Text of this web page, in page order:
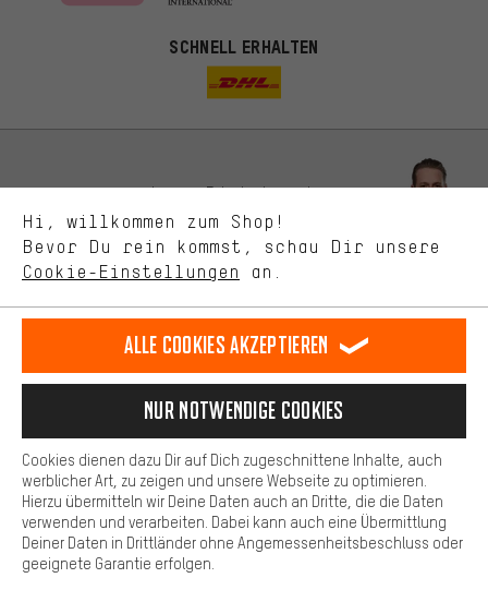
SCHNELL ERHALTEN
Lass Dich beraten
Terminbuchung
Kontaktformular
Unsere Datenschutzerklärung
Sprache"
Deutsch
DE english
EN español
ES français
FR
VERTRAG WIDERRUFEN Aachener Community Affiliateprogramm
Impressum Datenschutz Allgemeine Geschäftsbedingungen
Hi, willkommen zum Shop!
Bevor Du rein kommst, schau Dir unsere
Cookie-Einstellungen an.
Du bekommst, statt zufälliger Werbung, genauer passende
Angebote von uns. Diese Cookies helfen uns, Deine Interessen
besser zu erkennen und Dir relevante Produkte und Tipps zu
Uns interessiert, was Du in unserem Shop suchst und brauchst.
selbst Einfluss auf die Verbesserung unserer Webseite und
unseres Shop-Angebots.
Dein Shopping-Erlebnis wird komfortabler. Mit Komfort-Cookies
stellen wir Verknüpfungen zu Social Media Plattformen her. So
können wir dir weitere nützliche Inhalte und Informationen zur
Verfügung stellen. Zudem hast du die Möglichkeit zusätzliche
Services zu nutzen, die es dir erleichtern die richtigen Produkte zu
finden. Beispielsweise bieten wir eine Chat-Funktion an, damit
Fragen schnell und unkompliziert beantwortet werden können.
Basis
Basis-Cookies gewährleisten, dass Du unsere Webseite
grundsätzlich nutzen kannst.
Alle Cookies akzeptieren
Nur Notwendige Cookies
Cookies dienen dazu Dir auf Dich zugeschnittene Inhalte, auch
werblicher Art, zu zeigen und unsere Webseite zu optimieren.
Hierzu übermitteln wir Deine Daten auch an Dritte, die die Daten
verwenden und verarbeiten. Dabei kann auch eine Übermittlung
Deiner Daten in Drittländer ohne Angemessenheitsbeschluss oder
geeignete Garantie erfolgen.